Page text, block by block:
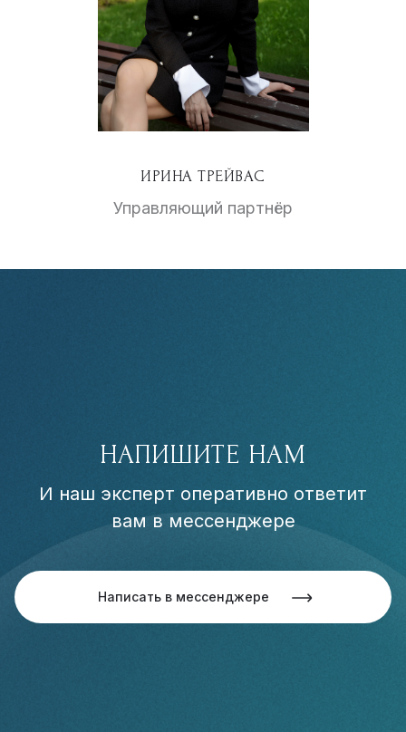
ИРИНА ТРЕЙВАС
Управляющий партнёр
НАПИШИТЕ НАМ
И наш эксперт оперативно ответит
вам в мессенджере
Написать в мессенджере